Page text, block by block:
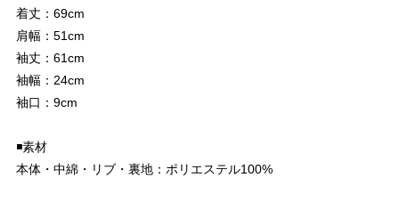
着丈：69cm
肩幅：51cm
袖丈：61cm
袖幅：24cm
袖口：9cm
◾️素材
本体・中綿・リブ・裏地：ポリエステル100%